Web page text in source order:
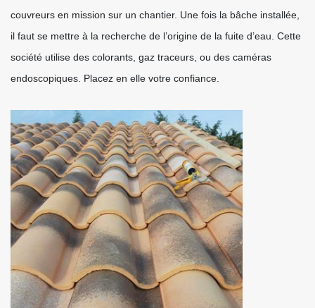
couvreurs en mission sur un chantier. Une fois la bâche installée,
il faut se mettre à la recherche de l’origine de la fuite d’eau. Cette
société utilise des colorants, gaz traceurs, ou des caméras
endoscopiques. Placez en elle votre confiance.